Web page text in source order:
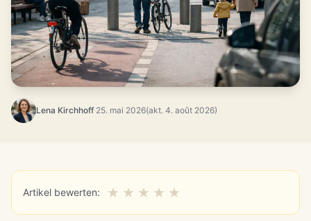
Lena Kirchhoff·25. mai 2026(akt. 4. août 2026)
Artikel bewerten: ★ ★ ★ ★ ★